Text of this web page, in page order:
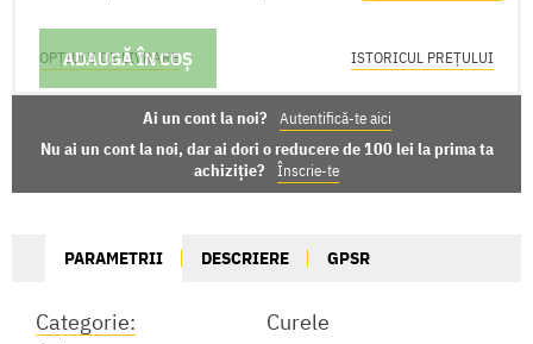
ADAUGĂ ÎN COȘ
OPȚIUNI DE LIVRARE ISTORICUL PREȚULUI
Ai un cont la noi? Autentifică-te aici
Nu ai un cont la noi, dar ai dori o reducere de 100 lei la prima ta
achiziție?
Înscrie-te
PARAMETRII DESCRIERE GPSR
Categorie:
Curele